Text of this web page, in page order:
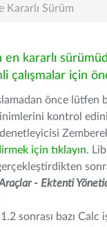
Kararlı Sürüm
kararlı
çalışmalar için
önce lütfen
kontrol
için tıklayın.
- Ektenti
sonrası bazı Calc